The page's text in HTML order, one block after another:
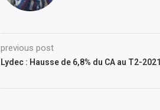
previous post
Lydec : Hausse de 6,8% du CA au T2-2021